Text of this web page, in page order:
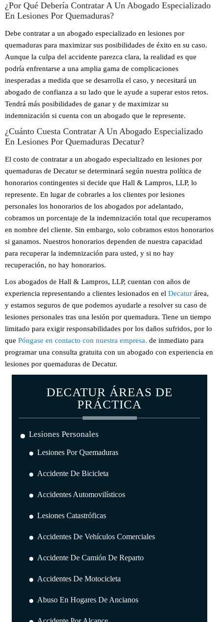
¿Por Qué Debería Contratar A Un Abogado Especializado
En Lesiones Por Quemaduras?
Debe contratar a un abogado especializado en lesiones por
quemaduras para maximizar sus posibilidades de éxito en su caso.
Aunque la culpa del accidente parezca clara, la realidad es que
podría enfrentarse a una amplia gama de complicaciones
inesperadas a medida que se desarrolla el caso, y necesitará un
abogado de confianza a su lado que le ayude a superar estos retos.
Tendrá más posibilidades de ganar y de maximizar su
indemnización si cuenta con un abogado que le represente.
¿Cuánto Cuesta Contratar A Un Abogado Especializado
En Lesiones Por Quemaduras Decatur?
El costo de contratar a un abogado especializado en lesiones por
quemaduras de Decatur se determinará según nuestra política de
honorarios contingentes si decide que Hall & Lampros, LLP, lo
represente. En lugar de cobrarles a los clientes por lesiones
personales los honorarios de los abogados por adelantado,
cobramos un porcentaje de la indemnización total que recuperamos
en nombre del cliente. Sin embargo, solo cobramos estos honorarios
si ganamos. Nuestros honorarios dependen de nuestra capacidad
para recuperar la indemnización para usted, y si no hay
recuperación, no hay honorarios.
Los abogados de Hall & Lampros, LLP, cuentan con años de
experiencia representando a clientes lesionados en el Decatur área,
y estamos seguros de que podemos ayudarle a resolver su caso de
lesiones personales tras una lesión por quemadura. Tiene un tiempo
limitado para exigir responsabilidades por los daños sufridos, por lo
que Póngase en contacto con nuestra empresa. de inmediato para
programar una consulta gratuita con un abogado con experiencia en
lesiones por quemaduras de Decatur.
DECATUR ÁREAS DE
PRÁCTICA
Lesiones Personales
Lesiones Por Quemaduras
Accidente De Bicicleta
Accidentes Automovilísticos
Lesiones Catastróficas
Accidentes De Vehículos Comerciales
Accidente De Camión De Reparto
Accidentes De Motocicleta
Abuso En Hogares De Ancianos